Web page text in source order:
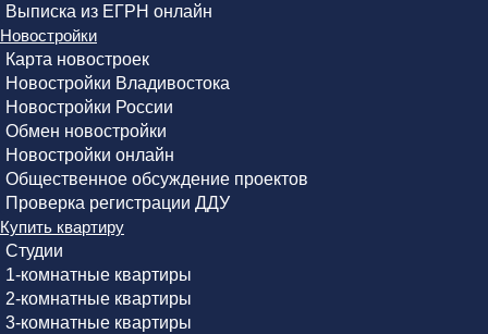
Выписка из ЕГРН онлайн
Новостройки
Карта новостроек
Новостройки Владивостока
Новостройки России
Обмен новостройки
Новостройки онлайн
Общественное обсуждение проектов
Проверка регистрации ДДУ
Купить квартиру
Студии
1-комнатные квартиры
2-комнатные квартиры
3-комнатные квартиры